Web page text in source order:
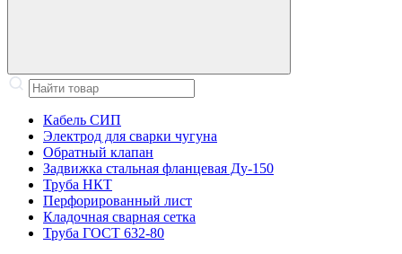
Кабель СИП
Электрод для сварки чугуна
Обратный клапан
Задвижка стальная фланцевая Ду-150
Труба НКТ
Перфорированный лист
Кладочная сварная сетка
Труба ГОСТ 632-80